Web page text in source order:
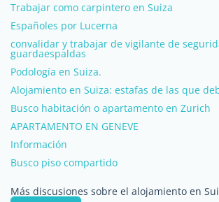
Trabajar como carpintero en Suiza
Españoles por Lucerna
convalidar y trabajar de vigilante de
guardaespaldas
Podología en Suiza.
Alojamiento en Suiza: estafas de las que
Busco habitación o apartamento en Zurich
APARTAMENTO EN GENEVE
Información
Busco piso compartido
Más discusiones sobre el alojamiento en